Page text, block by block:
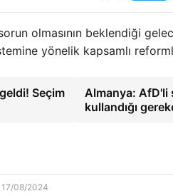
olmasının beklendiği
yönelik kapsamlı
Seçim
Almanya: AfD'li
kullandığı
17/08/2024